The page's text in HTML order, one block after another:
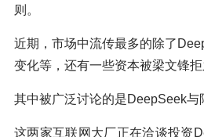
则。
近期，市场中流传最多的除了
变化等，还有一些资本被梁文锋拒
其中被广泛讨论的是DeepSeek与
这两家互联网大厂正在洽谈投资